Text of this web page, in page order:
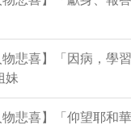
悲喜】「因病，學
妹
悲喜】「仰望耶和